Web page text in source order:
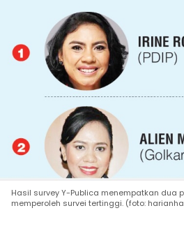
Hasil survey Y-Publica menempatkan dua
memperoleh survei tertinggi. (foto: